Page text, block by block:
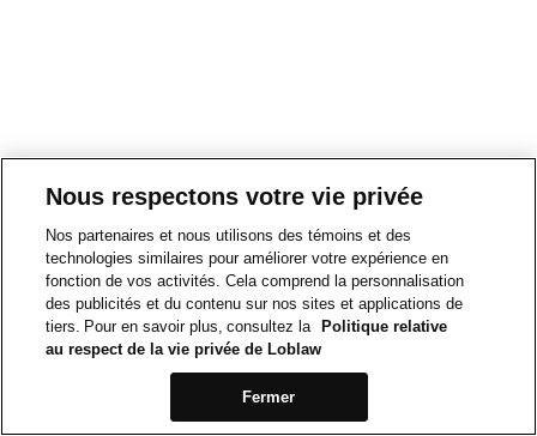
Nous respectons votre vie privée
Nos partenaires et nous utilisons des témoins et des
technologies similaires pour améliorer votre expérience en
fonction de vos activités. Cela comprend la personnalisation
des publicités et du contenu sur nos sites et applications de
tiers. Pour en savoir plus, consultez la
Politique relative
au respect de la vie privée de Loblaw
Fermer